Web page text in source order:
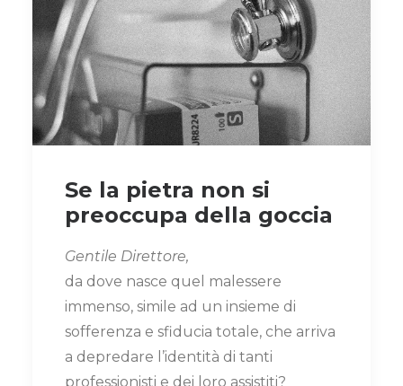
Se la pietra non si
preoccupa della goccia
Gentile Direttore,
da dove nasce quel malessere
immenso, simile ad un insieme di
sofferenza e sfiducia totale, che arriva
a depredare l’identità di tanti
professionisti e dei loro assistiti?